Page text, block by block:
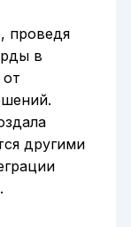
проведя
в
другими